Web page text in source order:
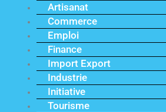
Artisanat
Commerce
Emploi
Finance
Import Export
Industrie
Initiative
Tourisme